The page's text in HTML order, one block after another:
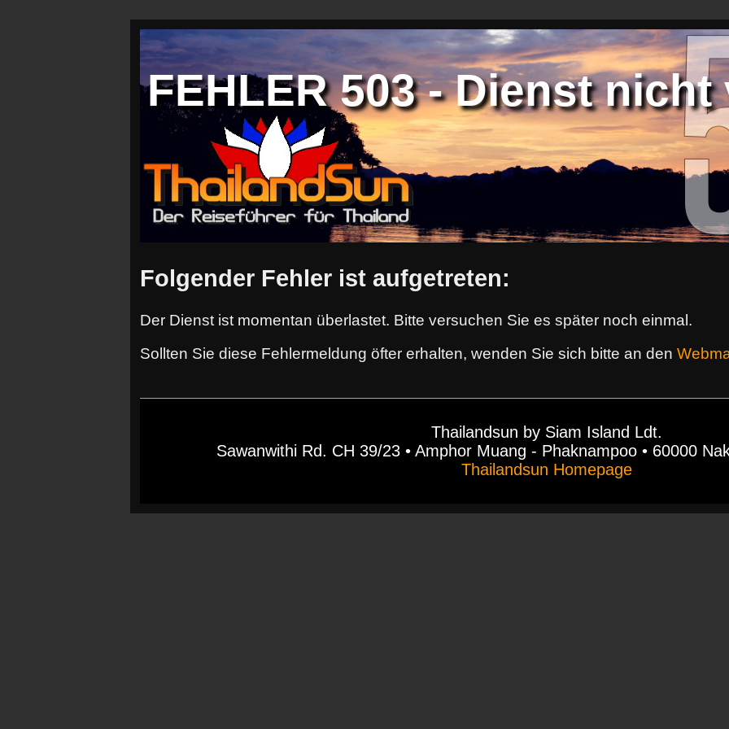
FEHLER 503 - Dienst
Folgender Fehler ist aufgetreten:
Der Dienst ist momentan überlastet. Bitte versuchen Sie es später noch einmal.
Sollten Sie diese Fehlermeldung öfter erhalten, wenden Sie sich bitte an den
Thailandsun by Siam Island Ldt.
Sawanwithi Rd. CH 39/23 • Amphor Muang - Phaknampoo • 60000
Thailandsun Homepage